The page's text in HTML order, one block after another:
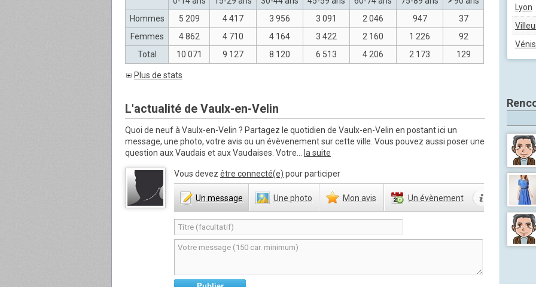
Hommes
5 209 4 417 3 956 3 091 2 046 947
37
Femmes
4 862 4 710 4 164 3 422 2 160 1 226
92
Total
10 071 9 127 8 120 6 513 4 206 2 173 129
Plus de stats
L'actualité de Vaulx-en-Velin
Quoi de neuf à Vaulx-en-Velin ? Partagez le quotidien de Vaulx-en-Velin en postant ici un
message, une photo, votre avis ou un évèvenement sur cette ville. Vous pouvez aussi poser une
question aux Vaudais et aux Vaudaises. Votre...
la suite
Vous devez être connecté(e) pour participer
Un message Une photo Mon avis Un évènement
Lyon